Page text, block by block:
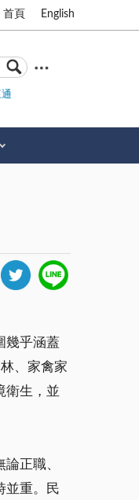
首頁 English
幾乎涵蓋
、家禽家
衛生，並
正職、
並重。民